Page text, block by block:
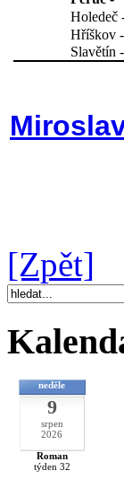
Holedeč
Hříškov -
Slavětín -
[Zpět]
neděle
9
srpen
2026
Roman
týden 32